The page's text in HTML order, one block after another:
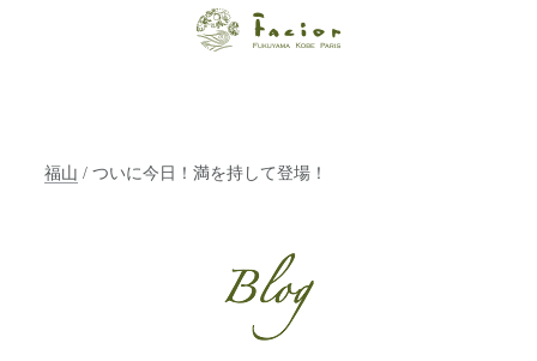
ン ファシオー
輝く美をトータ
ルでご提案しま
す。
福山 / ついに今日！満を持して登場！